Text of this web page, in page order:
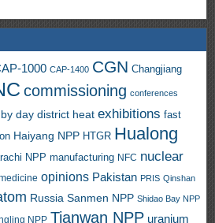
1000 CAP-1400 CGN Changjiang
commissioning conferences
day district heat exhibitions fast
Haiyang NPP HTGR Hualong
NPP manufacturing NFC nuclear
opinions Pakistan PRIS Qinshan
Russia Sanmen NPP Shidao Bay NPP
NPP Tianwan NPP uranium